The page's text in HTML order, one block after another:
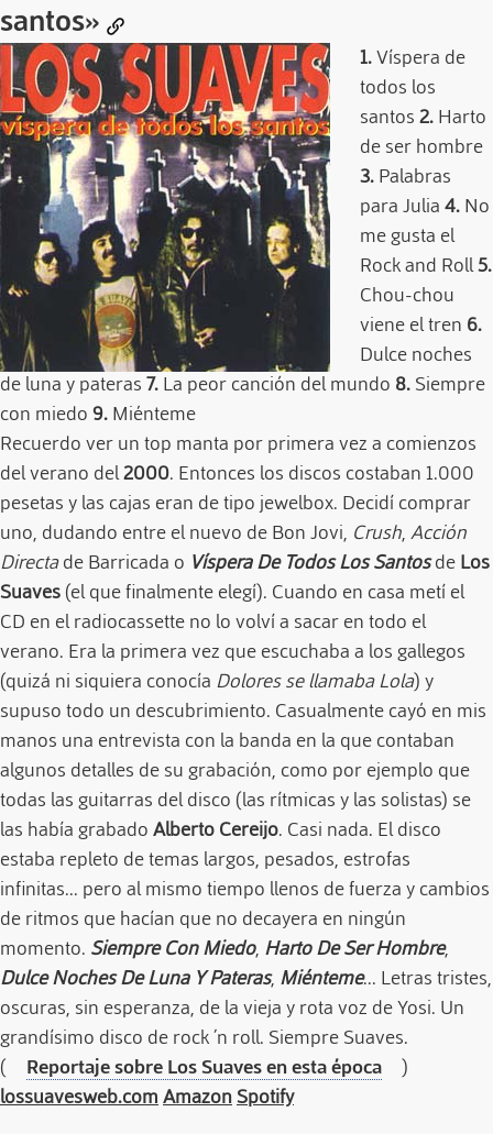
santos»
1.Víspera de
todos los
santos 2. Harto
de ser hombre
3. Palabras
para Julia 4. No
me gusta el
Rock and Roll5.
Chou-chou
viene el tren 6.
Dulce noches
de luna y pateras 7. La peor canción del mundo 8. Siempre
con miedo 9. Miénteme
Recuerdo ver un top manta por primera vez a comienzos
del verano del2000. Entonces los discos costaban 1.000
pesetas y las cajas eran de tipo jewelbox. Decidí comprar
uno, dudando entre el nuevo de Bon Jovi, Crush, Acción
Directade Barricada o Víspera De Todos Los Santosde Los
Suaves (el que finalmente elegí). Cuando en casa metí el
CD en el radiocassette no lo volví a sacar en todo el
verano. Era la primera vez que escuchaba a los gallegos
(quizá ni siquiera conocía Dolores se llamaba Lola) y
supuso todo un descubrimiento. Casualmente cayó en mis
manos una entrevista con la banda en la que contaban
algunos detalles de su grabación, como por ejemplo que
todas las guitarras del disco (las rítmicas y las solistas) se
las había grabado Alberto Cereijo. Casi nada. El disco
estaba repleto de temas largos, pesados, estrofas
infinitas... pero al mismo tiempo llenos de fuerza y cambios
de ritmos que hacían que no decayera en ningún
momento. Siempre Con Miedo, Harto De Ser Hombre,
Dulce Noches De Luna Y Pateras, Miénteme... Letras tristes,
oscuras, sin esperanza, de la vieja y rota voz de Yosi. Un
grandísimo disco de rock ´n roll. Siempre Suaves.
(
Reportaje sobre Los Suaves en esta época
)
lossuavesweb.com AmazonSpotify